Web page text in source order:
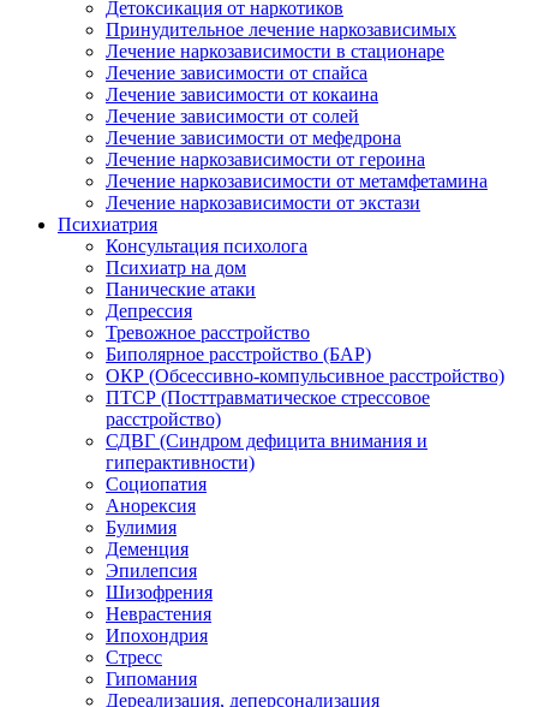
Детоксикация от наркотиков
Принудительное лечение наркозависимых
Лечение наркозависимости в стационаре
Лечение зависимости от спайса
Лечение зависимости от кокаина
Лечение зависимости от солей
Лечение зависимости от мефедрона
Лечение наркозависимости от героина
Лечение наркозависимости от метамфетамина
Лечение наркозависимости от экстази
Психиатрия
Консультация психолога
Психиатр на дом
Панические атаки
Депрессия
Тревожное расстройство
Биполярное расстройство (БАР)
ОКР (Обсессивно-компульсивное расстройство)
ПТСР (Посттравматическое стрессовое
расстройство)
СДВГ (Синдром дефицита внимания и
гиперактивности)
Социопатия
Анорексия
Булимия
Деменция
Эпилепсия
Шизофрения
Неврастения
Ипохондрия
Стресс
Гипомания
Дереализация, деперсонализация